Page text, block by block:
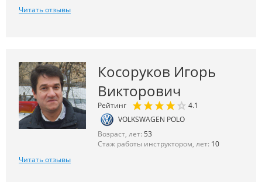
Читать отзывы
Косоруков Игорь
Викторович
Рейтинг
4.1
VOLKSWAGEN POLO
Возраст, лет: 53
Стаж работы инструктором, лет: 10
Читать отзывы